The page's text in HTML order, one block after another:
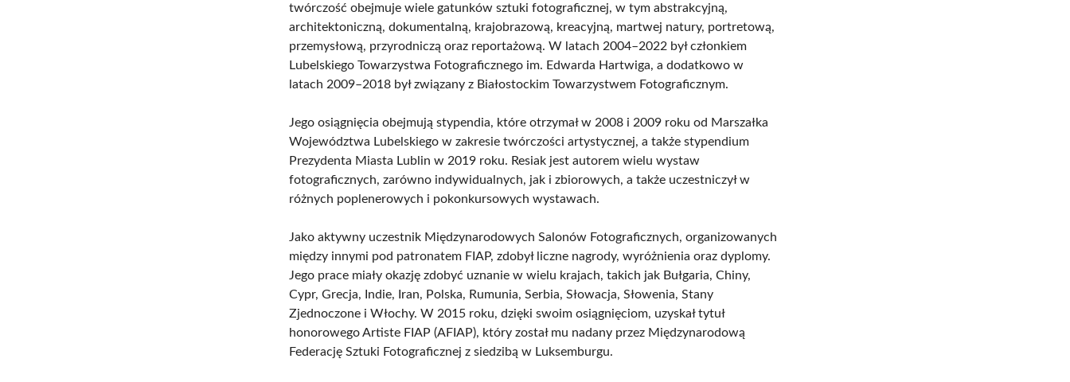
twórczość obejmuje wiele gatunków sztuki fotograficznej, w tym abstrakcyjną,
architektoniczną, dokumentalną, krajobrazową, kreacyjną, martwej natury, portretową,
przemysłową, przyrodniczą oraz reportażową. W latach 2004–2022 był członkiem
Lubelskiego Towarzystwa Fotograficznego im. Edwarda Hartwiga, a dodatkowo w
latach 2009–2018 był związany z Białostockim Towarzystwem Fotograficznym.
Jego osiągnięcia obejmują stypendia, które otrzymał w 2008 i 2009 roku od Marszałka
Województwa Lubelskiego w zakresie twórczości artystycznej, a także stypendium
Prezydenta Miasta Lublin w 2019 roku. Resiak jest autorem wielu wystaw
fotograficznych, zarówno indywidualnych, jak i zbiorowych, a także uczestniczył w
różnych poplenerowych i pokonkursowych wystawach.
Jako aktywny uczestnik Międzynarodowych Salonów Fotograficznych, organizowanych
między innymi pod patronatem FIAP, zdobył liczne nagrody, wyróżnienia oraz dyplomy.
Jego prace miały okazję zdobyć uznanie w wielu krajach, takich jak Bułgaria, Chiny,
Cypr, Grecja, Indie, Iran, Polska, Rumunia, Serbia, Słowacja, Słowenia, Stany
Zjednoczone i Włochy. W 2015 roku, dzięki swoim osiągnięciom, uzyskał tytuł
honorowego Artiste FIAP (AFIAP), który został mu nadany przez Międzynarodową
Federację Sztuki Fotograficznej z siedzibą w Luksemburgu.